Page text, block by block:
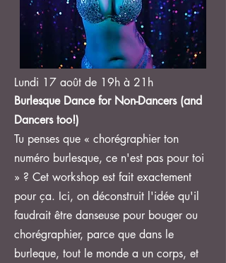
Lundi 17 août de 19h à 21h
Burlesque Dance for Non-Dancers (and
Dancers too!)
Tu penses que « chorégraphier ton
numéro burlesque, ce n'est pas pour toi
» ? Cet workshop est fait exactement
pour ça. Ici, on déconstruit l'idée qu'il
faudrait être danseuse pour bouger ou
chorégraphier, parce que dans le
burleque, tout le monde a un corps, et